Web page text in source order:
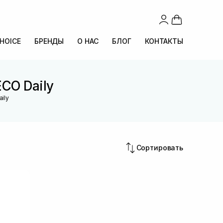
БРЕНДЫ О НАС БЛОГ КОНТАКТЫ
Daily
Сортировать